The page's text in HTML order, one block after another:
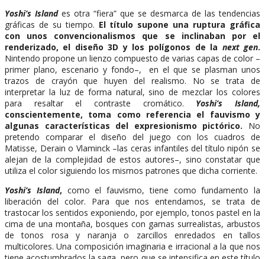
Yoshi’s Islandes otra “fiera” que se desmarca de las tendencias
gráficas de su tiempo. El título supone una ruptura gráfica
con unos convencionalismos que se inclinaban por el
renderizado, el diseño 3D y los polígonos de la next gen.
Nintendo propone un lienzo compuesto de varias capas de color –
primer plano, escenario y fondo–, en el que se plasman unos
trazos de crayón que huyen del realismo. No se trata de
interpretar la luz de forma natural, sino de mezclar los colores
para resaltar el contraste cromático. Yoshi’s Island,
conscientemente, toma como referencia el fauvismo y
algunas características del expresionismo pictórico. No
pretendo comparar el diseño del juego con los cuadros de
Matisse, Derain o Vlaminck –las ceras infantiles del título nipón se
alejan de la complejidad de estos autores–, sino constatar que
utiliza el color siguiendo los mismos patrones que dicha corriente.
Yoshi’s Island, como el fauvismo, tiene como fundamento la
liberación del color. Para que nos entendamos, se trata de
trastocar los sentidos exponiendo, por ejemplo, tonos pastel en la
cima de una montaña, bosques con gamas surrealistas, arbustos
de tonos rosa y naranja o zarcillos enredados en tallos
multicolores. Una composición imaginaria e irracional a la que nos